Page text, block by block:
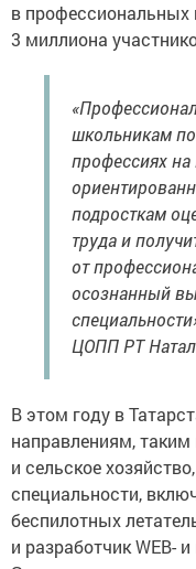
в профессиональных
3 миллиона
школьникам
профессиях на
подросткам
труда и
от
осознанный
ЦОПП РТ
В этом году в
направлениям, таким
и сельское
специальности,
беспилотных
и разработчик WEB-